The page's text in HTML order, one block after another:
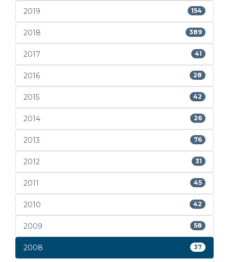
2019 154
2018 389
2017 41
2016 28
2015 42
2014 26
2013 76
2012 31
2011 45
2010 42
2009 58
2008 37